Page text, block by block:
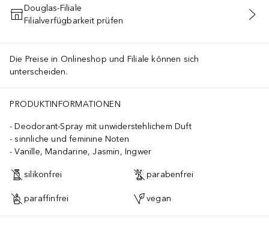
IN DEN WARENKORB
Douglas-Filiale
Filialverfügbarkeit prüfen
Die Preise in Onlineshop und Filiale können sich
unterscheiden.
PRODUKTINFORMATIONEN
Deodorant-Spray mit unwiderstehlichem Duft
sinnliche und feminine Noten
Vanille, Mandarine, Jasmin, Ingwer
silikonfrei parabenfrei
paraffinfrei vegan